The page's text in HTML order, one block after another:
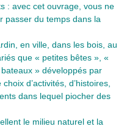
: avec cet ouvrage, vous ne
passer du temps dans la
en ville, dans les bois, au
que « petites bêtes », «
» développés par
d’activités, d’histoires,
dans lequel piocher des
le milieu naturel et la